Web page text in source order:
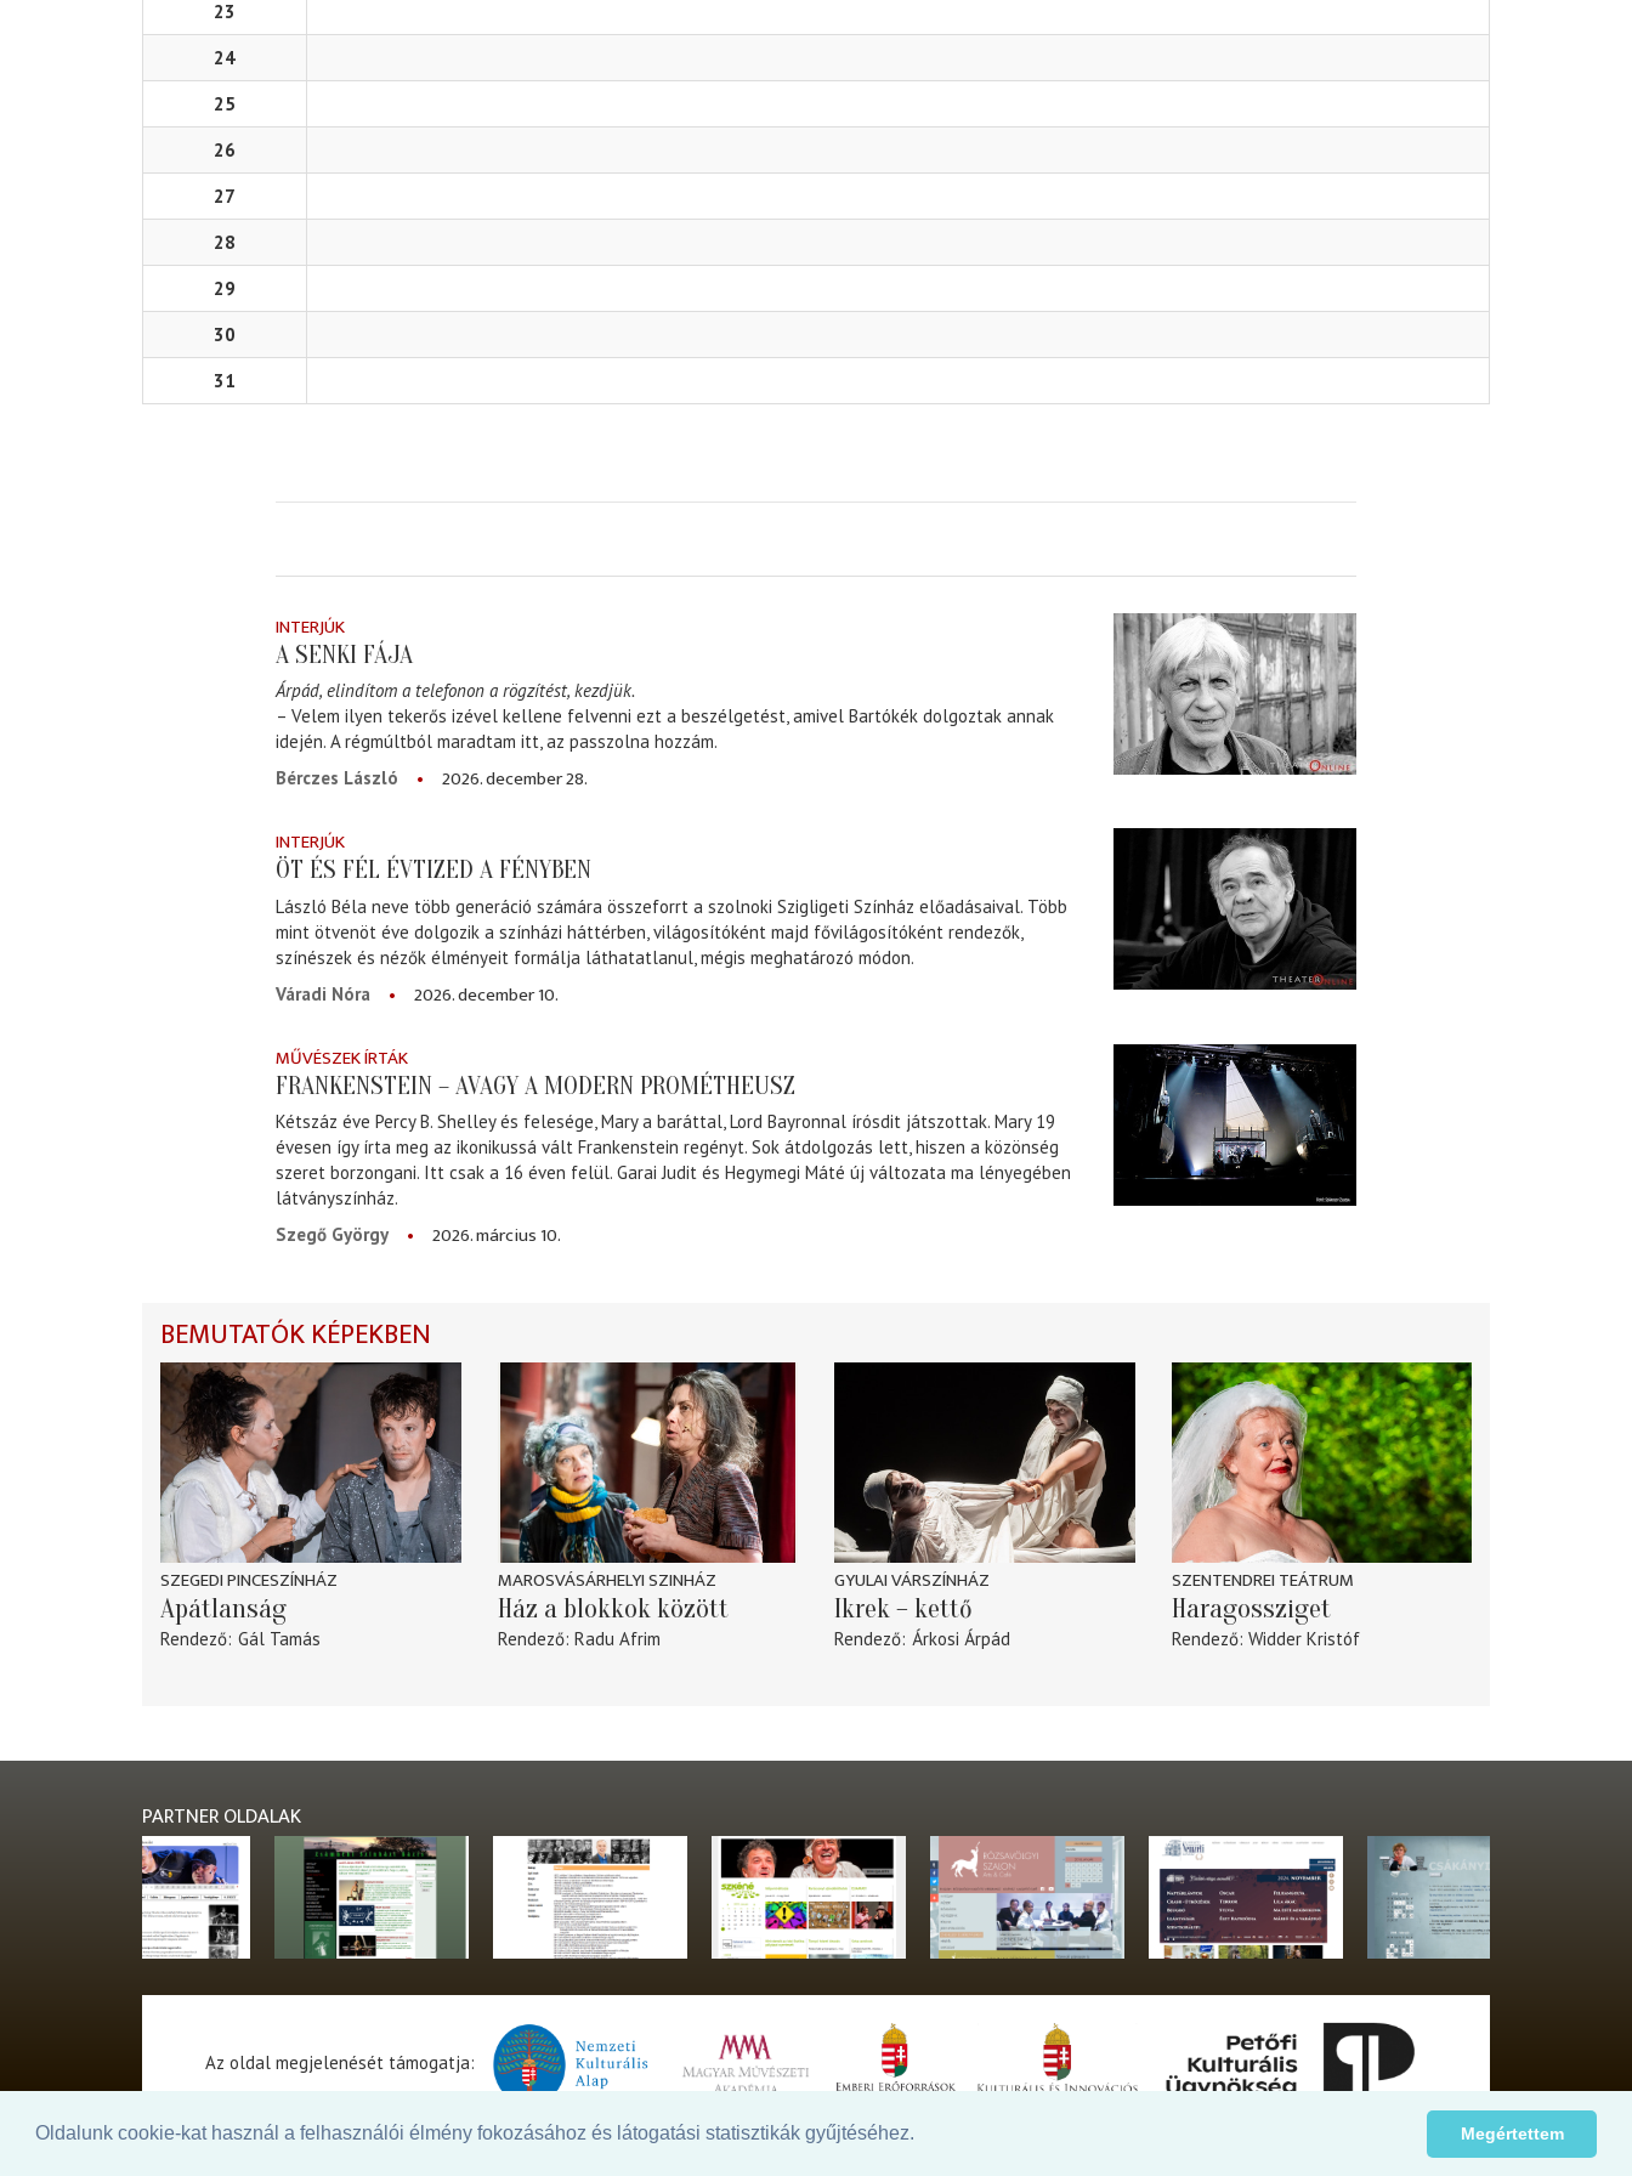
Oldalunk cookie-kat használ a felhasználói élmény fokozásához és látogatási statisztikák gyűjtéséhez. Megértettem
23
24
25
26
27
28
29
30
31
INTERJÚK
A SENKI FÁJA
Árpád, elindítom a telefonon a rögzítést, kezdjük.
– Velem ilyen tekerős izével kellene felvenni ezt a beszélgetést, amivel Bartókék dolgoztak annak
idején. A régmúltból maradtam itt, az passzolna hozzám.
Bérczes László
2026. december 28.
INTERJÚK
ÖT ÉS FÉL ÉVTIZED A FÉNYBEN
László Béla neve több generáció számára összeforrt a szolnoki Szigligeti Színház előadásaival. Több
mint ötvenöt éve dolgozik a színházi háttérben, világosítóként majd fővilágosítóként rendezők,
színészek és nézők élményeit formálja láthatatlanul, mégis meghatározó módon.
Váradi Nóra
2026. december 10.
MŰVÉSZEK ÍRTÁK
FRANKENSTEIN – AVAGY A MODERN PROMÉTHEUSZ
Kétszáz éve Percy B. Shelley és felesége, Mary a baráttal, Lord Bayronnal írósdit játszottak. Mary 19
évesen így írta meg az ikonikussá vált Frankenstein regényt. Sok átdolgozás lett, hiszen a közönség
szeret borzongani. Itt csak a 16 éven felül. Garai Judit és Hegymegi Máté új változata ma lényegében
látványszínház.
Szegő György
2026. március 10.
BEMUTATÓK KÉPEKBEN
SZEGEDI PINCESZÍNHÁZ
Apátlanság
Rendező Gál Tamás
MAROSVÁSÁRHELYI SZINHÁZ
Ház a blokkok között
Rendező Radu Afrim
GYULAI VÁRSZÍNHÁZ
Ikrek – kettő
Rendező Árkosi Árpád
SZENTENDREI TEÁTRUM
Haragossziget
Rendező Widder Kristóf
PARTNER OLDALAK
Az oldal megjelenését támogatja: